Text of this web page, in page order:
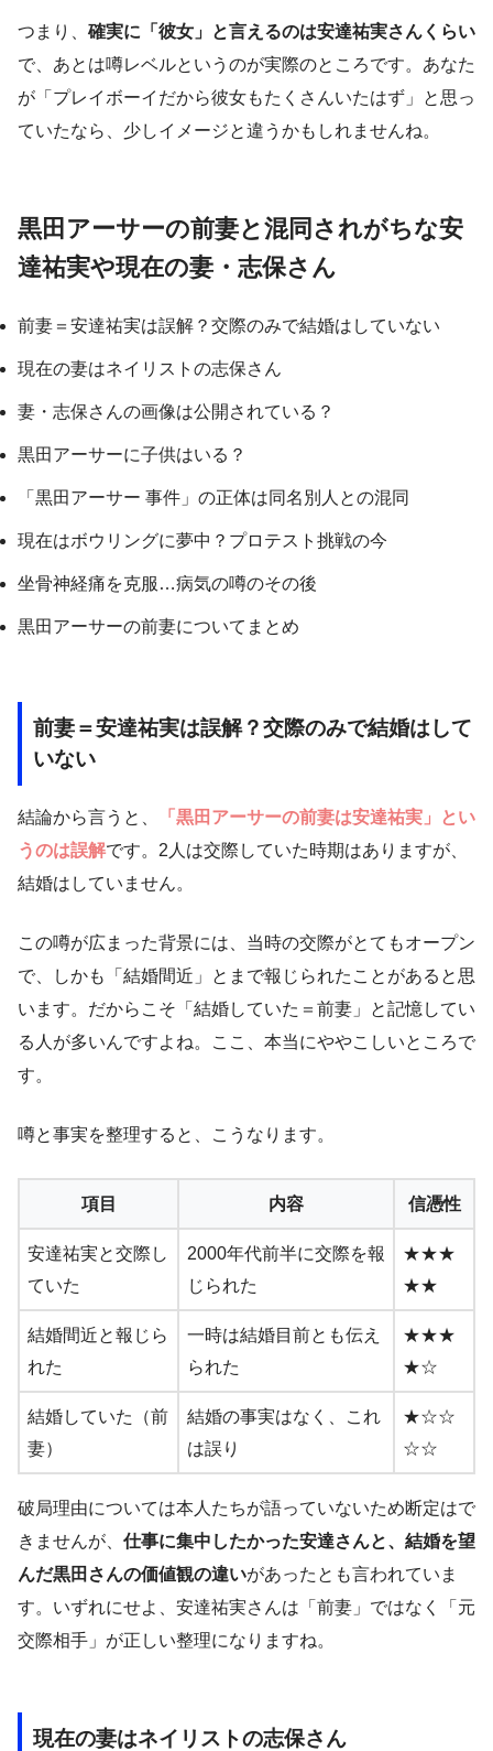
つまり、 確実に「彼女」と言えるのは安達祐実さんくらい
で、あとは噂レベルというのが実際のところです。あなた
が「プレイボーイだから彼女もたくさんいたはず」と思っ
ていたなら、少しイメージと違うかもしれませんね。
黒田アーサーの前妻と混同されがちな安
達祐実や現在の妻・志保さん
前妻＝安達祐実は誤解？交際のみで結婚はしていない
現在の妻はネイリストの志保さん
妻・志保さんの画像は公開されている？
黒田アーサーに子供はいる？
「黒田アーサー 事件」の正体は同名別人との混同
現在はボウリングに夢中？プロテスト挑戦の今
坐骨神経痛を克服…病気の噂のその後
黒田アーサーの前妻についてまとめ
前妻＝安達祐実は誤解？交際のみで結婚はして
いない
結論から言うと、
「黒田アーサーの前妻は安達祐実」とい
うのは誤解です。2人は交際していた時期はありますが、
結婚はしていません。
この噂が広まった背景には、当時の交際がとてもオープン
で、しかも「結婚間近」とまで報じられたことがあると思
います。だからこそ「結婚していた＝前妻」と記憶してい
る人が多いんですよね。ここ、本当にややこしいところで
す。
噂と事実を整理すると、こうなります。
項目 内容 信憑性
安達祐実と交際し
ていた
2000年代前半に交際を報
じられた
★★★
★★
結婚間近と報じら
れた
一時は結婚目前とも伝え
られた
★★★
★☆
結婚していた（前
妻）
結婚の事実はなく、これ
は誤り
★☆☆
☆☆
破局理由については本人たちが語っていないため断定はで
きませんが、 仕事に集中したかった安達さんと、結婚を望
んだ黒田さんの価値観の違いがあったとも言われていま
す。いずれにせよ、安達祐実さんは「前妻」ではなく「元
交際相手」が正しい整理になりますね。
現在の妻はネイリストの志保さん